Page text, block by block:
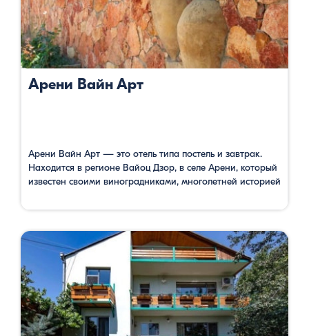
Арени Вайн Арт
Арени Вайн Арт — это отель типа постель и завтрак.
Находится в регионе Вайоц Дзор, в селе Арени, который
известен своими виноградниками, многолетней историей
терраса, общая кухня. В саду есть отдельное место для
пикника. Гостиница предлагает …